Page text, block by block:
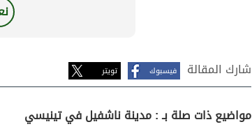
شارك المقالة فيسبوك تويتر
مواضيع ذات صلة بـ : مدينة ناشفيل في تينيسي